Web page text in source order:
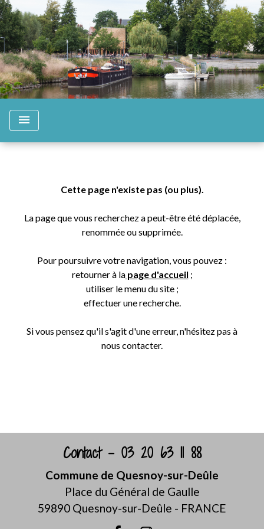
menu
Cette page n'existe pas (ou plus).
La page que vous recherchez a peut-être été déplacée,
renommée ou supprimée.
Pour poursuivre votre navigation, vous pouvez :
retourner à la page d'accueil ;
utiliser le menu du site ;
effectuer une recherche.
Si vous pensez qu'il s'agit d'une erreur, n'hésitez pas à
nous contacter.
Contact - 03 20 63 11 88
Commune de Quesnoy-sur-Deûle
Place du Général de Gaulle
59890 Quesnoy-sur-Deûle - FRANCE